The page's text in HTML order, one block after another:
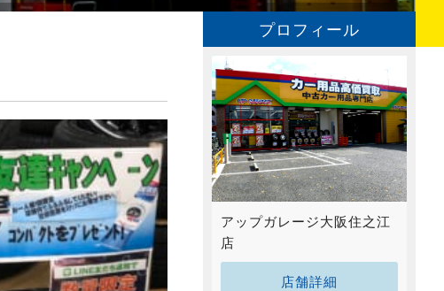
プロフィール
アップガレージ大阪住之江
店
店舗詳細